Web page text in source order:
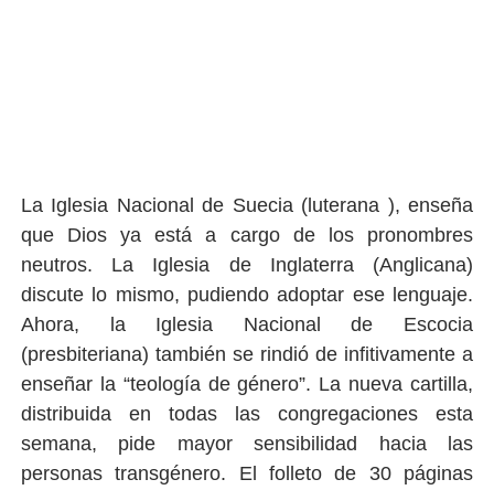
La Iglesia Nacional de Suecia (luterana ), enseña
que Dios ya está a cargo de los pronombres
neutros. La Iglesia de Inglaterra (Anglicana)
discute lo mismo, pudiendo adoptar ese lenguaje.
Ahora, la Iglesia Nacional de Escocia
(presbiteriana) también se rindió de infitivamente a
enseñar la “teología de género”. La nueva cartilla,
distribuida en todas las congregaciones esta
semana, pide mayor sensibilidad hacia las
personas transgénero. El folleto de 30 páginas